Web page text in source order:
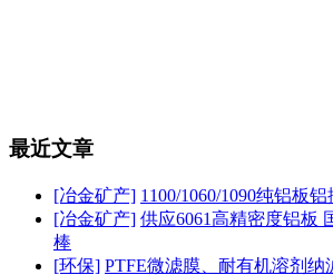
最近文章
[冶金矿产] 1100/1060/1090纯铝板
[冶金矿产] 供应6061高精密度铝板
棒
[环保] PTFE微滤膜、耐有机溶剂纳